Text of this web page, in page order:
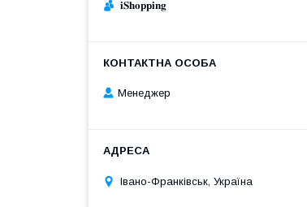
𝐢𝐒𝐡𝐨𝐩𝐩𝐢𝐧𝐠
Менеджер
Івано-Франківськ, Україна